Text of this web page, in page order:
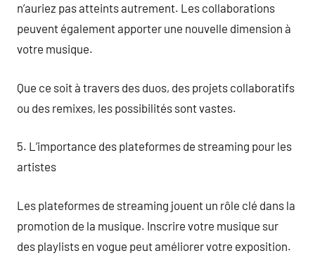
n’auriez pas atteints autrement. Les collaborations
peuvent également apporter une nouvelle dimension à
votre musique.
Que ce soit à travers des duos, des projets collaboratifs
ou des remixes, les possibilités sont vastes.
5. L’importance des plateformes de streaming pour les
artistes
Les plateformes de streaming jouent un rôle clé dans la
promotion de la musique. Inscrire votre musique sur
des playlists en vogue peut améliorer votre exposition.